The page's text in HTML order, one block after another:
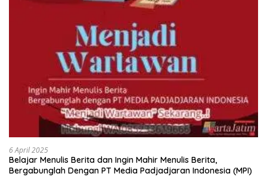
6 April 2025
Belajar Menulis Berita dan Ingin Mahir Menulis Berita,
Bergabunglah Dengan PT Media Padjadjaran Indonesia (MPI)